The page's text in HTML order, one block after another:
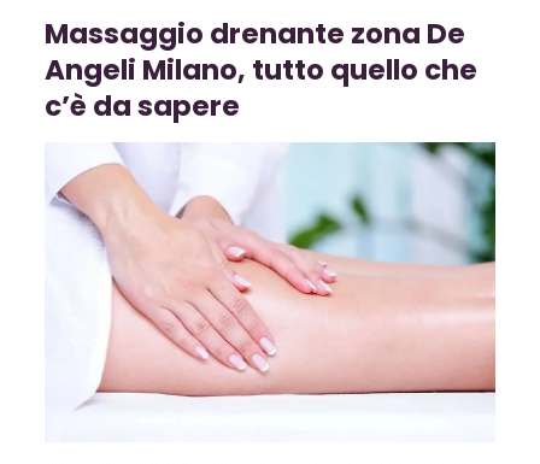
Massaggio drenante zona De
Angeli Milano, tutto quello che
c’è da sapere